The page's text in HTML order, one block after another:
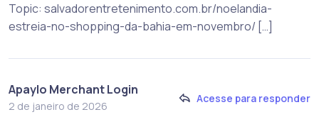
Topic: salvadorentretenimento.com.br/noelandia-
estreia-no-shopping-da-bahia-em-novembro/ […]
Apaylo Merchant Login
2 de janeiro de 2026
Acesse para responder